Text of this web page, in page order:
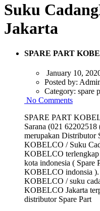
Suku
Jakarta
SPARE PART
January 10,
Posted by:
Category: spare
No Comments
SPARE PART
Sarana (021
merupakan Distributor
KOBELCO / Suku
KOBELCO terlengkap
kota indonesia ( Spare
KOBELCO indonsia ).
KOBELCO / suku
KOBELCO Jakarta
distributor Spare Part